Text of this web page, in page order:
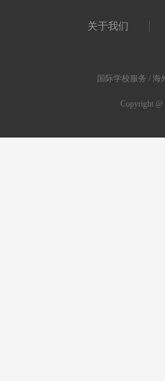
关于我们
国际学校服务 /
Copyright